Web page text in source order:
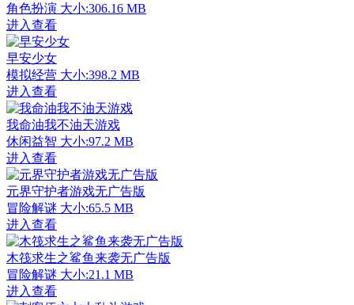
角色扮演 大小:306.16 MB
进入查看
早安少女
模拟经营 大小:398.2 MB
进入查看
我命油我不油天游戏
休闲益智 大小:97.2 MB
进入查看
元界守护者游戏无广告版
冒险解谜 大小:65.5 MB
进入查看
木筏求生之鲨鱼来袭无广告版
冒险解谜 大小:21.1 MB
进入查看